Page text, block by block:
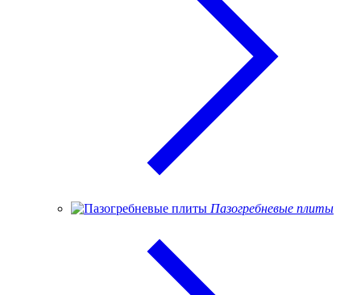
Пазогребневые плиты